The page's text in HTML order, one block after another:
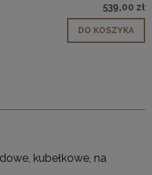
539,00 zł
DO KOSZYKA
kubełkowe, na